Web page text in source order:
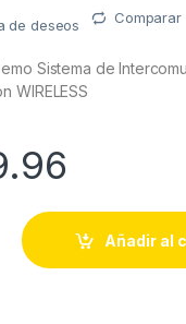
de deseos Comparar
Sistema de
WIRELESS
Demo Sistema de
Añadir al